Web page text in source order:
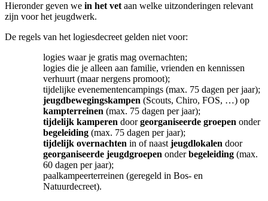
Hieronder geven we in het vet aan welke uitzonderingen relevant
zijn voor het jeugdwerk.
De regels van het logiesdecreet gelden niet voor:
logies waar je gratis mag overnachten;
logies die je alleen aan familie, vrienden en kennissen
verhuurt (maar nergens promoot);
tijdelijke evenementencampings (max. 75 dagen per jaar);
jeugdbewegingskampen (Scouts, Chiro, FOS, …) op
kampterreinen (max. 75 dagen per jaar);
tijdelijk kamperen doorgeorganiseerde groepen onder
begeleiding (max. 75 dagen per jaar);
tijdelijk overnachten in of naast jeugdlokalen door
georganiseerde jeugdgroepen onderbegeleiding (max.
60 dagen per jaar);
paalkampeerterreinen (geregeld in Bos- en
Natuurdecreet).